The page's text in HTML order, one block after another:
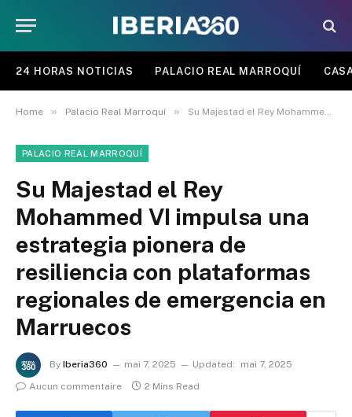
24 HORAS NOTICIAS PALACIO REAL MARROQUÍ
Home » Palacio Real Marroquí » Su Majestad el Rey Mohammed VI impulsa una estrategia pionera de resiliencia con plataformas regionales de emergencia en Marruecos
PALACIO REAL MARROQUÍ
Su Majestad el Rey
Mohammed VI impulsa una
estrategia pionera de
resiliencia con plataformas
regionales de emergencia en
Marruecos
By Iberia360 mai 7, 2025 Updated:
mai 7, 2025
Aucun commentaire
2 Mins Read